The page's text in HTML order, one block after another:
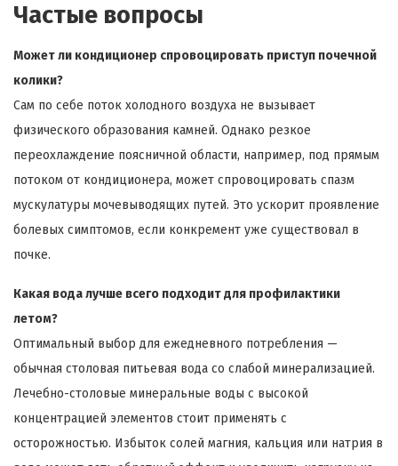
Частые вопросы
Может ли кондиционер спровоцировать приступ почечной
колики?
Сам по себе поток холодного воздуха не вызывает
физического образования камней. Однако резкое
переохлаждение поясничной области, например, под прямым
потоком от кондиционера, может спровоцировать спазм
мускулатуры мочевыводящих путей. Это ускорит проявление
болевых симптомов, если конкремент уже существовал в
почке.
Какая вода лучше всего подходит для профилактики
летом?
Оптимальный выбор для ежедневного потребления —
обычная столовая питьевая вода со слабой минерализацией.
Лечебно-столовые минеральные воды с высокой
концентрацией элементов стоит применять с
осторожностью. Избыток солей магния, кальция или натрия в